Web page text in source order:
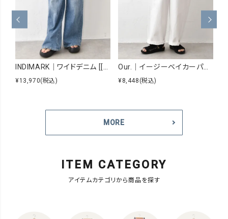
¥13,970(税込) ¥8,448 (税込)
MORE
ITEM CATEGORY
アイテムカテゴリから商品を探す